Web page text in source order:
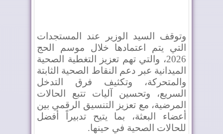
وتوقف السيد الوزير عند المستجدات
التي يتم اعتمادها خلال موسم الحج
2026، والتي تهم تعزيز التغطية الصحية
الميدانية عبر دعم النقاط الصحية الثابتة
والمتحركة، وتكثيف فرق التدخل
السريع، وتحسين آليات تتبع الحالات
المرضية، مع تعزيز التنسيق الرقمي بين
أعضاء البعثة، بما يتيح تدبيراً أفضل
للحالات الصحية في حينها.